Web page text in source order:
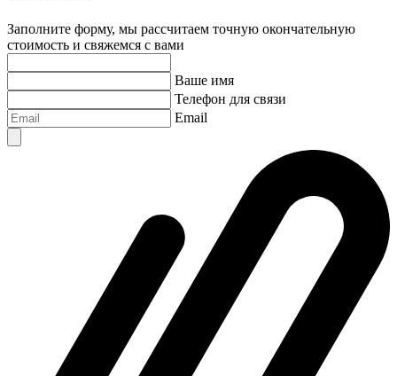
Заполните форму, мы рассчитаем точную окончательную
стоимость и свяжемся с вами
Ваше имя
Телефон для связи
Email